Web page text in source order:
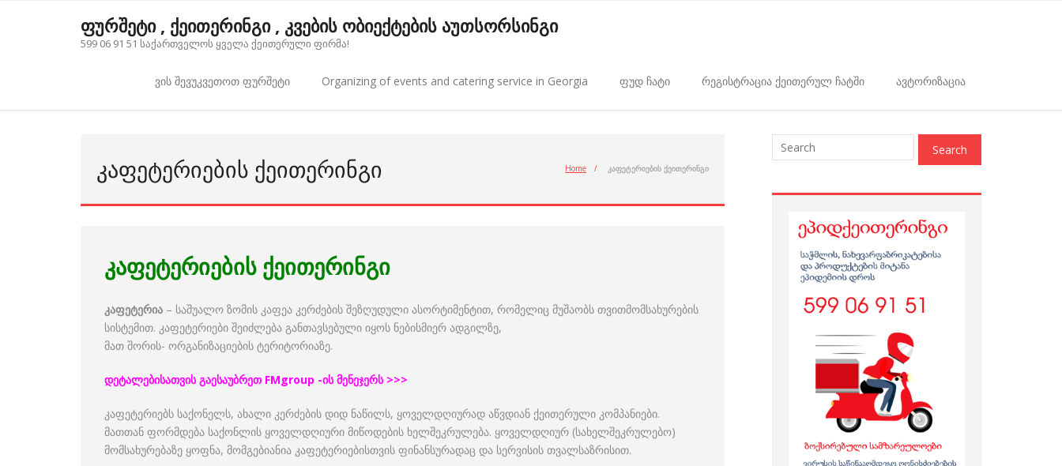
ფურშეტი , ქეითერინგი , კვების ობიექტების აუთსორსინგი
599 06 91 51 საქართველოს ყველა ქეითერული ფირმა!
ვის შევუკვეთოთ ფურშეტი Organizing of events and catering service in Georgia ფუდ ჩატი რეგისტრაცია ქეითერულ ჩატში ავტორიზაცია
ᲙᲐᲤᲔᲢᲔᲠᲘᲔᲑᲘᲡ ᲥᲔᲘᲗᲔᲠᲘᲜᲒᲘ Home / კაფეტერიების ქეითერინგი
კაფეტერიების ქეითერინგი
კაფეტერია – საშუალო ზომის კაფეა კერძების შეზღუდული ასორტიმენტით, რომელიც მუშაობს თვითმომსახურების
სისტემით. კაფეტერიები შეიძლება განთავსებული იყოს ნებისმიერ ადგილზე,
მათ შორის- ორგანიზაციების ტერიტორიაზე.
დეტალებისათვის გაესაუბრეთ FMgroup -ის მენეჯერს >>>
კაფეტერიებს საქონელს, ახალი კერძების დიდ ნაწილს, ყოველდღიურად აწვდიან ქეითერული კომპანიები.
მათთან ფორმდება საქონლის ყოველდღიური მიწოდების ხელშეკრულება. ყოველდღიურ (სახელშეკრულებო)
მომსახურებაზე ყოფნა, მომგებიანია კაფეტერიებისთვის ფინანსურადაც და სერვისის თვალსაზრისით.